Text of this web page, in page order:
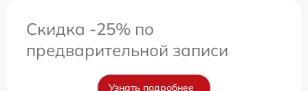
Скидка -25% по
предварительной записи
Узнать подробнее